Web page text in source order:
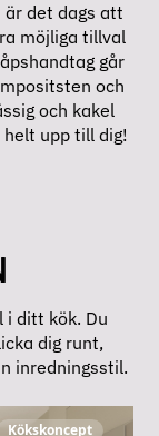
det dags att
möjliga tillval
går
och
och kakel
upp till dig!
i ditt kök. Du
dig runt,
inredningsstil.